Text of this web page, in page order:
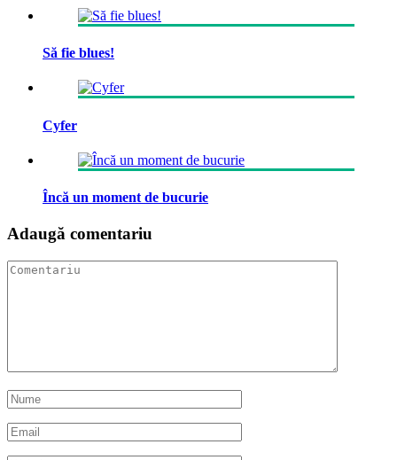
Să fie blues!
Cyfer
Încă un moment de bucurie
Adaugă comentariu